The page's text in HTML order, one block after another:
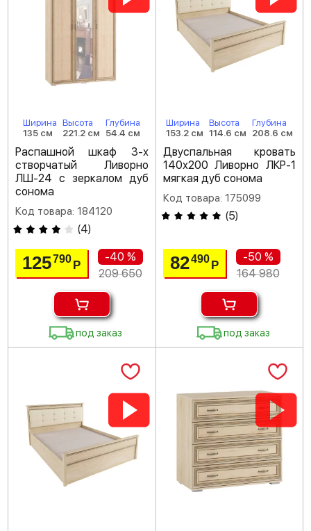
Ширина
135 см
Высота
221.2 см
Глубина
54.4 см
Распашной шкаф 3-х
створчатый Ливорно
ЛШ-24 с зеркалом дуб
сонома
Код товара: 184120
(4)
125790Р
-40 %
209 650
под заказ
Ширина
153.2 см
Высота
114.6 см
Глубина
208.6 см
Двуспальная кровать
140х200 Ливорно ЛКР-1
мягкая дуб сонома
Код товара: 175099
(5)
82490 Р
-50 %
164 980
под заказ